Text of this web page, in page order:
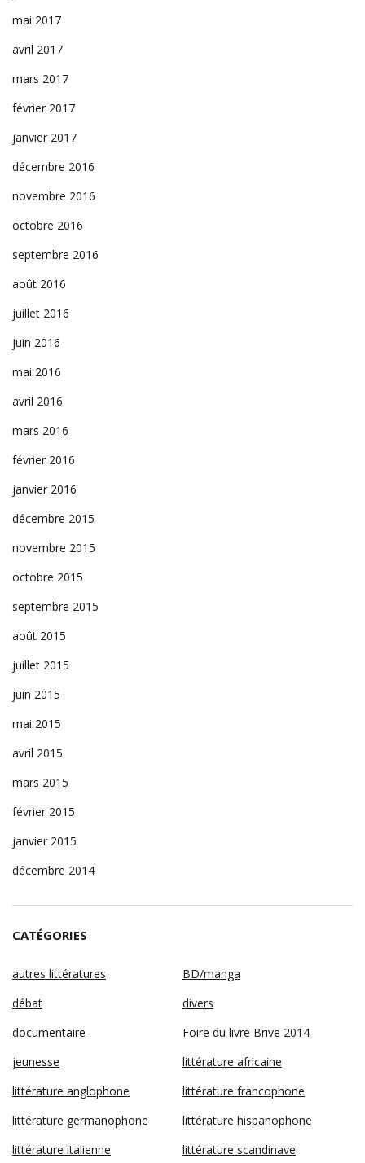
mai 2017
avril 2017
mars 2017
février 2017
janvier 2017
décembre 2016
novembre 2016
octobre 2016
septembre 2016
août 2016
juillet 2016
juin 2016
mai 2016
avril 2016
mars 2016
février 2016
janvier 2016
décembre 2015
novembre 2015
octobre 2015
septembre 2015
août 2015
juillet 2015
juin 2015
mai 2015
avril 2015
mars 2015
février 2015
janvier 2015
décembre 2014
CATÉGORIES
autres littératures
BD/manga
débat
divers
documentaire
Foire du livre Brive 2014
jeunesse
littérature africaine
littérature anglophone
littérature francophone
littérature germanophone
littérature hispanophone
littérature italienne
littérature scandinave